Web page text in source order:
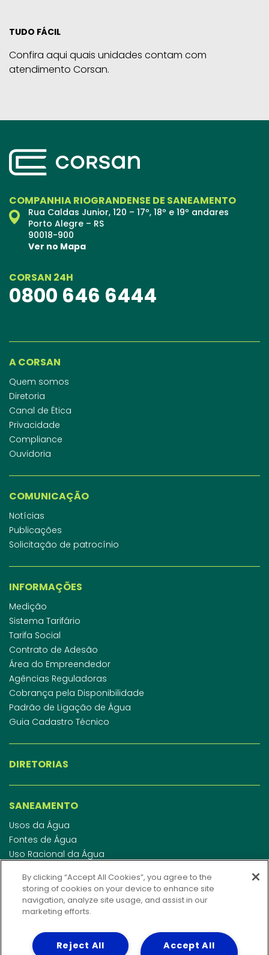
TUDO FÁCIL
Confira aqui quais unidades contam com
atendimento Corsan.
COMPANHIA RIOGRANDENSE DE SANEAMENTO
Rua Caldas Junior, 120 – 17º, 18º e 19º andares
Porto Alegre – RS
90018-900
Ver no Mapa
CORSAN 24H
0800 646 6444
A CORSAN
Quem somos
Diretoria
Canal de Ética
Privacidade
Compliance
Ouvidoria
COMUNICAÇÃO
Notícias
Publicações
Solicitação de patrocínio
INFORMAÇÕES
Medição
Sistema Tarifário
Tarifa Social
Contrato de Adesão
Área do Empreendedor
Agências Reguladoras
Cobrança pela Disponibilidade
Padrão de Ligação de Água
Guia Cadastro Técnico
DIRETORIAS
SANEAMENTO
Usos da Água
Fontes de Água
Uso Racional da Água
Esgotamento Sanitário
Regulamento de Água e Esgoto
Indicadores de qualidade da água
By clicking “Accept All Cookies”, you agree to the
storing of cookies on your device to enhance site
navigation, analyze site usage, and assist in our
marketing efforts.
Accept All
Reject All